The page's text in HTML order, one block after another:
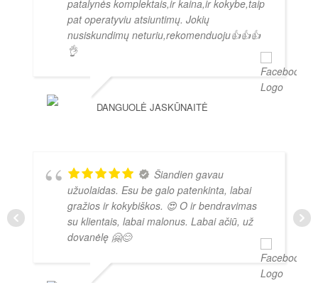
patalynės komplektais,ir kaina,ir kokybe,taip
pat operatyviu atsiuntimų. Jokių
nusiskundimų neturiu,rekomenduoju👍👍👍
👌
DANGUOLĖ JASKŪNAITĖ
Šiandien gavau
užuolaidas. Esu be galo patenkinta, labai
gražios ir kokybiškos. 😍 O ir bendravimas
su klientais, labai malonus. Labai ačiū, už
dovanėlę 🤗😊